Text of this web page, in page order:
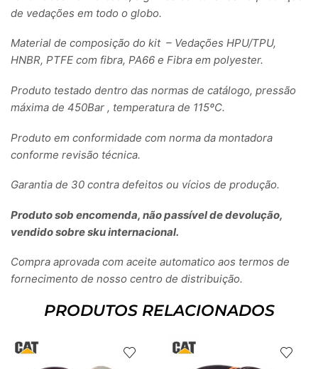
de vedações em todo o globo.
Material de composição do kit – Vedações HPU/TPU,
HNBR, PTFE com fibra, PA66 e Fibra em polyester.
Produto testado dentro das normas de catálogo, pressão
máxima de 450Bar , temperatura de 115ºC.
Produto em conformidade com norma da montadora
conforme revisão técnica.
Garantia de 30 contra defeitos ou vícios de produção.
Produto sob encomenda, não passível de devolução,
vendido sobre sku internacional.
Compra aprovada com aceite automatico aos termos de
fornecimento de nosso centro de distribuição.
PRODUTOS RELACIONADOS